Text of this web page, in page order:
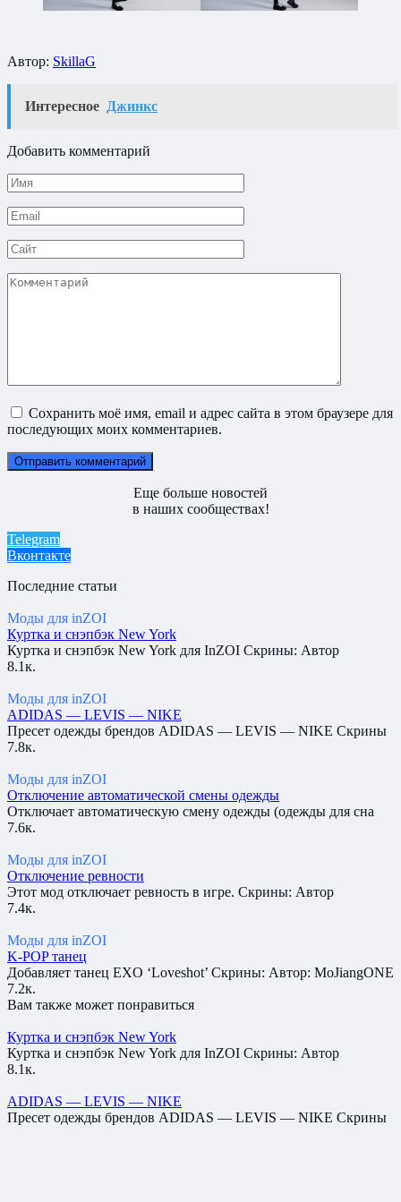
Автор: SkillaG
Интересное Джинкс
Добавить комментарий
Имя
*
Email
*
Сайт
Комментарий
Сохранить моё имя, email и адрес сайта в этом браузере для
последующих моих комментариев.
Еще больше новостей
в наших сообществах!
Telegram
Вконтакте
Последние статьи
Моды для inZOI
Куртка и снэпбэк New York
Куртка и снэпбэк New York для InZOI Скрины: Автор
8.1к.
Моды для inZOI
ADIDAS — LEVIS — NIKE
Пресет одежды брендов ADIDAS — LEVIS — NIKE Скрины
7.8к.
Моды для inZOI
Отключение автоматической смены одежды
Отключает автоматическую смену одежды (одежды для сна
7.6к.
Моды для inZOI
Отключение ревности
Этот мод отключает ревность в игре. Скрины: Автор
7.4к.
Моды для inZOI
K-POP танец
Добавляет танец EXO ‘Loveshot’ Скрины: Автор: MoJiangONE
7.2к.
Вам также может понравиться
Куртка и снэпбэк New York
Куртка и снэпбэк New York для InZOI Скрины: Автор
8.1к.
ADIDAS — LEVIS — NIKE
Пресет одежды брендов ADIDAS — LEVIS — NIKE Скрины